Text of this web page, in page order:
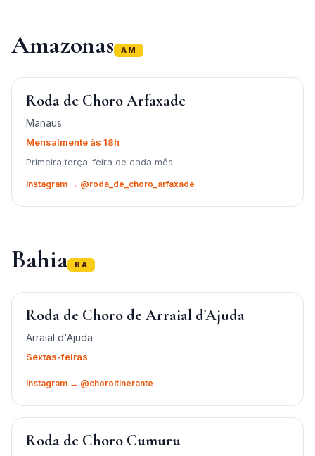
Amazonas AM
Roda de Choro Arfaxade
Manaus
Mensalmente às 18h
Primeira terça-feira de cada mês.
Instagram → @roda_de_choro_arfaxade
Bahia BA
Roda de Choro de Arraial d'Ajuda
Arraial d'Ajuda
Sextas-feiras
Instagram → @choroitinerante
Roda de Choro Cumuru